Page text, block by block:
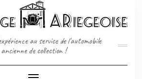
au service de l'automobile
ancienne de collection !